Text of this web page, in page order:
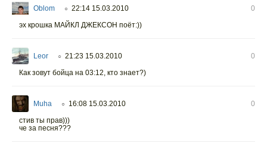
Oblom ○ 22:14 15.03.2010
0
эх крошка МАЙКЛ ДЖЕКСОН поёт:))
Leor ○ 21:23 15.03.2010
0
Как зовут бойца на 03:12, кто знает?)
Muha ○ 16:08 15.03.2010
0
стив ты прав)))
че за песня???